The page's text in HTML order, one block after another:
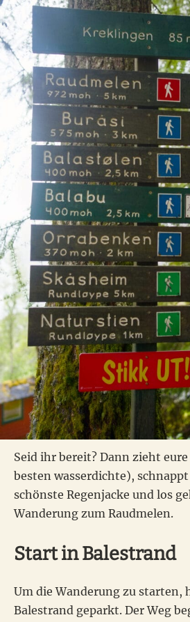
Seid ihr bereit? Dann zieht
besten wasserdichte), schnappt
schönste Regenjacke und los
Wanderung zum Raudmelen.
Start in Balestrand
Um die Wanderung zu starten,
Balestrand geparkt. Der Weg